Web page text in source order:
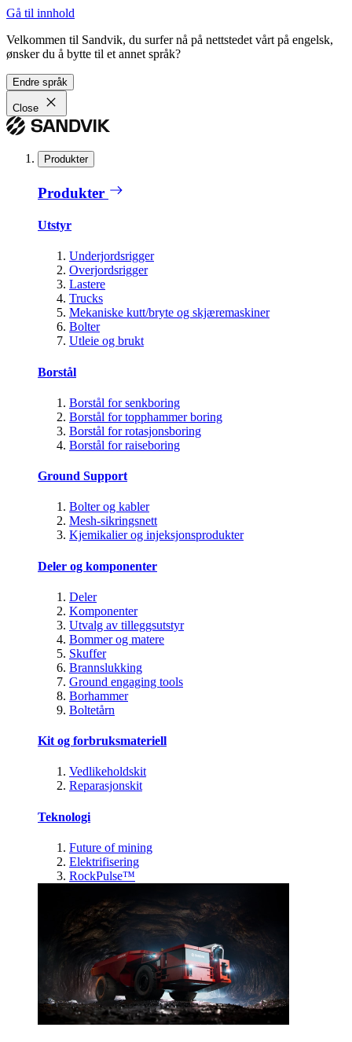
Gå til innhold
Velkommen til Sandvik, du surfer nå på nettstedet vårt på engelsk,
ønsker du å bytte til et annet språk?
Endre språk
Close
Produkter
Produkter
Utstyr
Underjordsrigger
Overjordsrigger
Lastere
Trucks
Mekaniske kutt/bryte og skjæremaskiner
Bolter
Utleie og brukt
Borstål
Borstål for senkboring
Borstål for topphammer boring
Borstål for rotasjonsboring
Borstål for raiseboring
Ground Support
Bolter og kabler
Mesh-sikringsnett
Kjemikalier og injeksjonsprodukter
Deler og komponenter
Deler
Komponenter
Utvalg av tilleggsutstyr
Bommer og matere
Skuffer
Brannslukking
Ground engaging tools
Borhammer
Boltetårn
Kit og forbruksmateriell
Vedlikeholdskit
Reparasjonskit
Teknologi
Future of mining
Elektrifisering
RockPulse™